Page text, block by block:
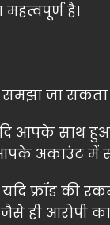
है।
समझा जा सकता
आपके साथ हुआ
अकाउंट में
यदि फ्रॉड की
जैसे ही आरोपी